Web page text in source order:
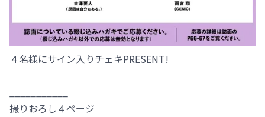
４名様にサイン入りチェキPRESENT!
撮りおろし４ページ